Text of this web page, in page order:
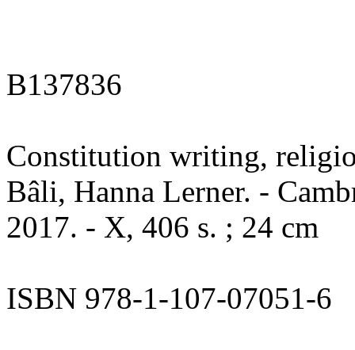
B137836
Constitution writing,
Bâli, Hanna Lerner. -
2017. - X, 406 s. ; 24 cm
ISBN 978-1-107-07051-6